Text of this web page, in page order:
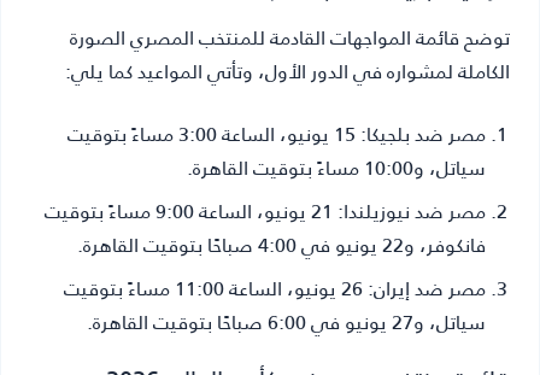
توضح قائمة المواجهات القادمة للمنتخب المصري الصورة
الكاملة لمشواره في الدور الأول، وتأتي المواعيد كما يلي:
مصر ضد بلجيكا:
15 يونيو، الساعة 3:00 مساءً بتوقيت
سياتل، و10:00 مساءً بتوقيت القاهرة.
مصر ضد نيوزيلندا:
21 يونيو، الساعة 9:00 مساءً بتوقيت
فانكوفر، و22 يونيو في 4:00 صباحًا بتوقيت القاهرة.
مصر ضد إيران:
26 يونيو، الساعة 11:00 مساءً بتوقيت
سياتل، و27 يونيو في 6:00 صباحًا بتوقيت القاهرة.